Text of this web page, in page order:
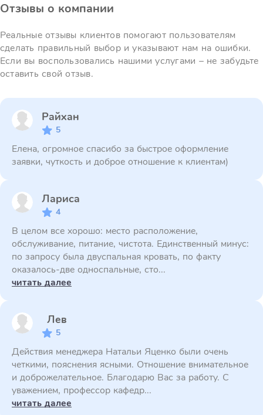
Отзывы о компании
Реальные отзывы клиентов помогают пользователям
сделать правильный выбор и указывают нам на ошибки.
Если вы воспользовались нашими услугами – не забудьте
оставить свой отзыв.
Райхан
5
Елена, огромное спасибо за быстрое оформление
заявки, чуткость и доброе отношение к клиентам)
Лариса
4
В целом все хорошо: место расположение,
обслуживание, питание, чистота. Единственный минус:
по запросу была двуспальная кровать, по факту
оказалось-две односпальные, сто...
читать далее
Лев
5
Действия менеджера Натальи Яценко были очень
четкими, пояснения ясными. Отношение внимательное
и доброжелательное. Благодарю Вас за работу. С
уважением, профессор кафедр...
читать далее